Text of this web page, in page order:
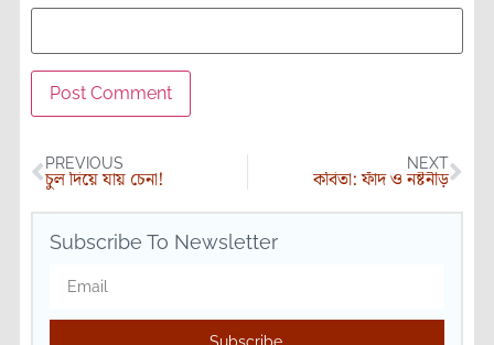
PREVIOUS
চুল দিয়ে যায় চেনা!
NEXT
কবিতা: ফাঁদ ও নষ্টনীড়
Subscribe To Newsletter